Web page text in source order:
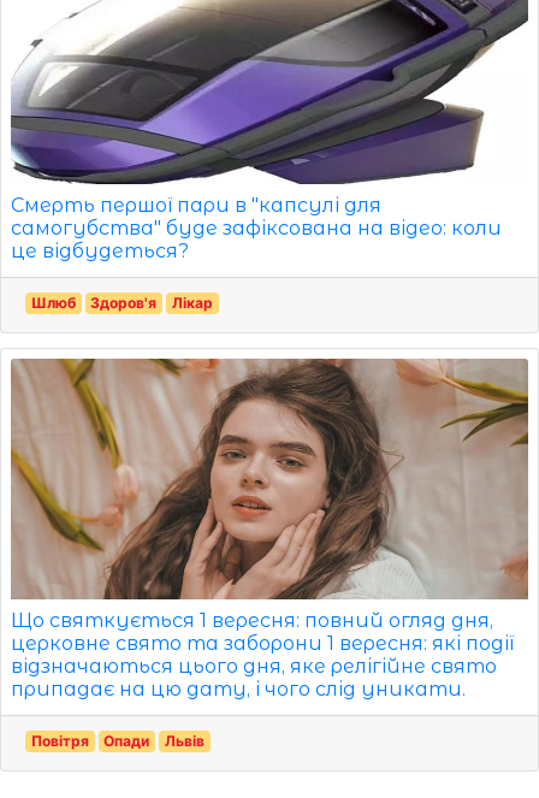
Смерть першої пари в "капсулі для
самогубства" буде зафіксована на відео: коли
це відбудеться?
Шлюб Здоров'я Лікар
Що святкується 1 вересня: повний огляд дня,
церковне свято та заборони 1 вересня: які події
відзначаються цього дня, яке релігійне свято
припадає на цю дату, і чого слід уникати.
Повітря Опади Львів